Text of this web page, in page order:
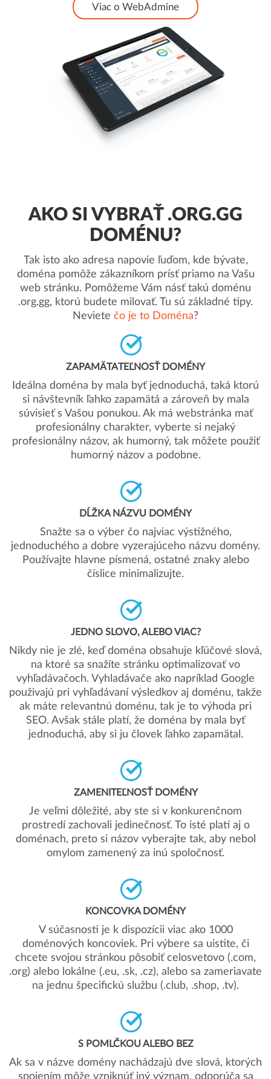
Viac o WebAdmine
AKO SI VYBRAŤ .ORG.GG
DOMÉNU?
Tak isto ako adresa napovie ľuďom, kde bývate,
doména pomôže zákazníkom prísť priamo na Vašu
web stránku. Pomôžeme Vám násť takú doménu
.org.gg, ktorú budete milovať. Tu sú základné tipy.
Neviete čo je to Doména?
ZAPAMÄTATEĽNOSŤ DOMÉNY
Ideálna doména by mala byť jednoduchá, taká ktorú
si návštevník ľahko zapamätá a zároveň by mala
súvisieť s Vašou ponukou. Ak má webstránka mať
profesionálny charakter, vyberte si nejaký
profesionálny názov, ak humorný, tak môžete použiť
humorný názov a podobne.
DĹŽKA NÁZVU DOMÉNY
Snažte sa o výber čo najviac výstižného,
jednoduchého a dobre vyzerajúceho názvu domény.
Používajte hlavne písmená, ostatné znaky alebo
číslice minimalizujte.
JEDNO SLOVO, ALEBO VIAC?
Nikdy nie je zlé, keď doména obsahuje kľúčové slová,
na ktoré sa snažíte stránku optimalizovať vo
vyhľadávačoch. Vyhladávače ako napríklad Google
použivajú pri vyhľadávaní výsledkov aj doménu, takže
ak máte relevantnú doménu, tak je to výhoda pri
SEO. Avšak stále platí, že doména by mala byť
jednoduchá, aby si ju človek ľahko zapamätal.
ZAMENITEĽNOSŤ DOMÉNY
Je veľmi dôležité, aby ste si v konkurenčnom
prostredí zachovali jedinečnosť. To isté platí aj o
doménach, preto si názov vyberajte tak, aby nebol
omylom zamenený za inú spoločnosť.
KONCOVKA DOMÉNY
V súčasnosti je k dispozícii viac ako 1000
doménových koncoviek. Pri výbere sa uistite, či
chcete svojou stránkou pôsobiť celosvetovo (.com,
.org) alebo lokálne (.eu, .sk, .cz), alebo sa zameriavate
na jednu špecifickú službu (.club, .shop, .tv).
S POMLČKOU ALEBO BEZ
Ak sa v názve domény nachádzajú dve slová, ktorých
spojením môže vzniknúť iný význam, odporúča sa